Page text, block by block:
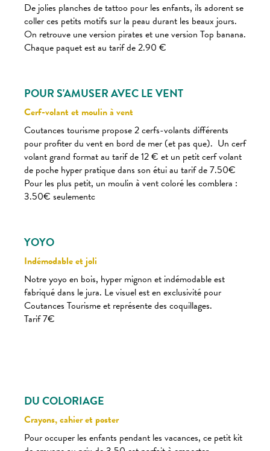
De jolies planches de tattoo pour les enfants, ils adorent se
coller ces petits motifs sur la peau durant les beaux jours.
On retrouve une version pirates et une version Top banana.
Chaque paquet est au tarif de 2.90 €
POUR S'AMUSER AVEC LE VENT
Cerf-volant et moulin à vent
Coutances tourisme propose 2 cerfs-volants différents
pour profiter du vent en bord de mer (et pas que). Un cerf
volant grand format au tarif de 12 € et un petit cerf volant
de poche hyper pratique dans son étui au tarif de 7.50€
Pour les plus petit, un moulin à vent coloré les comblera :
3.50€ seulementc
YOYO
Indémodable et joli
Notre yoyo en bois, hyper mignon et indémodable est
fabriqué dans le jura. Le visuel est en exclusivité pour
Coutances Tourisme et représente des coquillages.
Tarif 7€
DU COLORIAGE
Crayons, cahier et poster
Pour occuper les enfants pendant les vacances, ce petit kit